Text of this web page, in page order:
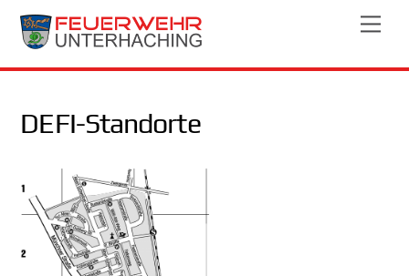
Skip
DEFI-Standorte